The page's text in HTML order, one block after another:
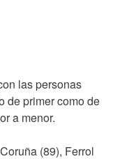
las personas
de primer como de
a menor.
(89), Ferrol